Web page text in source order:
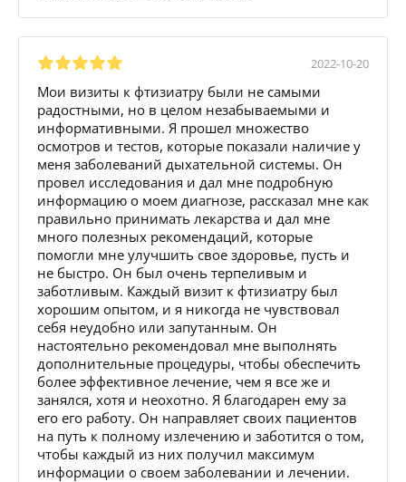
2022-10-20
Мои визиты к фтизиатру были не самыми
радостными, но в целом незабываемыми и
информативными. Я прошел множество
осмотров и тестов, которые показали наличие у
меня заболеваний дыхательной системы. Он
провел исследования и дал мне подробную
информацию о моем диагнозе, рассказал мне как
правильно принимать лекарства и дал мне
много полезных рекомендаций, которые
помогли мне улучшить свое здоровье, пусть и
не быстро. Он был очень терпеливым и
заботливым. Каждый визит к фтизиатру был
хорошим опытом, и я никогда не чувствовал
себя неудобно или запутанным. Он
настоятельно рекомендовал мне выполнять
дополнительные процедуры, чтобы обеспечить
более эффективное лечение, чем я все же и
занялся, хотя и неохотно. Я благодарен ему за
его его работу. Он направляет своих пациентов
на путь к полному излечению и заботится о том,
чтобы каждый из них получил максимум
информации о своем заболевании и лечении.